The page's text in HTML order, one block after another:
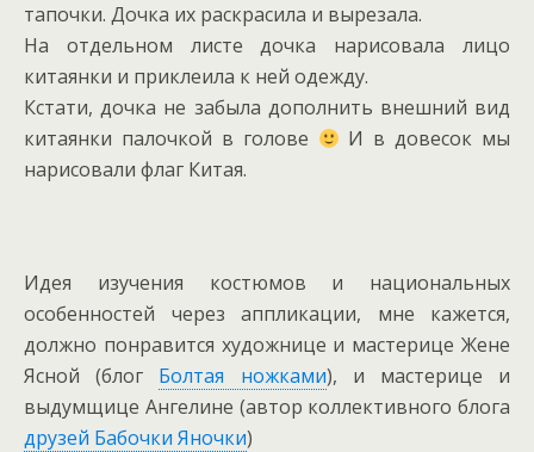
тапочки. Дочка их раскрасила и вырезала.
На отдельном листе дочка нарисовала лицо
китаянки и приклеила к ней одежду.
Кстати, дочка не забыла дополнить внешний вид
китаянки палочкой в голове
И в довесок мы
нарисовали флаг Китая.
Идея изучения костюмов и национальных
особенностей через аппликации, мне кажется,
должно понравится художнице и мастерице Жене
Ясной (блог Болтая ножками), и мастерице и
выдумщице Ангелине (автор коллективного блога
друзей Бабочки Яночки)